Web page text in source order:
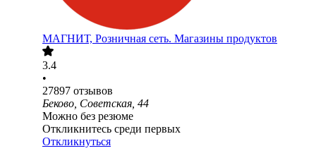
МАГНИТ, Розничная сеть. Магазины продуктов
3.4
•
27897 отзывов
Беково, Советская, 44
Можно без резюме
Откликнитесь среди первых
Откликнуться